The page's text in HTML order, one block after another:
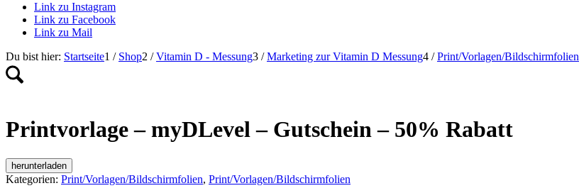
Link zu Instagram
Link zu Facebook
Link zu Mail
Du bist hier: Startseite1 / Shop2 / Vitamin D - Messung3 / Marketing zur Vitamin D Messung4 / Print/Vorlagen/Bildschirmfolien
Printvorlage – myDLevel – Gutschein – 50% Rabatt
herunterladen
Kategorien: Print/Vorlagen/Bildschirmfolien, Print/Vorlagen/Bildschirmfolien